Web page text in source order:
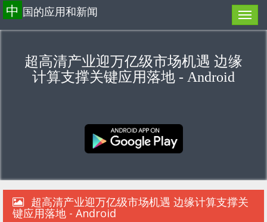
中 国的应用和新闻
超高清产业迎万亿级市场机遇 边缘
计算支撑关键应用落地 - Android
超高清产业迎万亿级市场机遇 边缘计算支撑关
键应用落地 - Android